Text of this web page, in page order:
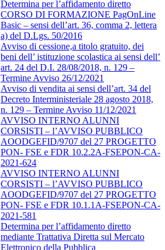
Determina per l’affidamento diretto
CORSO DI FORMAZIONE PagOnLine
Basic – sensi dell’art. 36, comma 2, lettera
a) del D.Lgs. 50/2016
Avviso di cessione,a titolo gratuito, dei
beni dell’ istituzione scolastica ai sensi dell’
art. 24 del D.I. 28/08/2018, n. 129 –
Termine Avviso 26/12/2021
Avviso di vendita ai sensi dell’art. 34 del
Decreto Interministeriale 28 agosto 2018,
n. 129 – Termine Avviso 11/12/2021
AVVISO INTERNO ALUNNI
CORSISTI – l’AVVISO PUBBLICO
AOODGEFID/9707 del 27 PROGETTO
PON- FSE e FDR 10.2.2A-FSEPON-CA-
2021-624
AVVISO INTERNO ALUNNI
CORSISTI – l’AVVISO PUBBLICO
AOODGEFID/9707 del 27 PROGETTO
PON- FSE e FDR 10.1.1A-FSEPON-CA-
2021-581
Determina per l’affidamento diretto
mediante Trattativa Diretta sul Mercato
Elettronico della Pubblica